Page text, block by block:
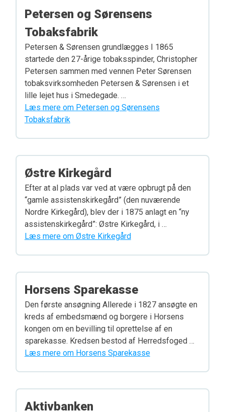
Petersen og Sørensens
Tobaksfabrik
Petersen & Sørensen grundlægges I 1865
startede den 27-årige tobaksspinder, Christopher
Petersen sammen med vennen Peter Sørensen
tobaksvirksomheden Petersen & Sørensen i et
lille lejet hus i Smedegade. …
Læs mere om Petersen og Sørensens
Tobaksfabrik
Østre Kirkegård
Efter at al plads var ved at være opbrugt på den
“gamle assistenskirkegård” (den nuværende
Nordre Kirkegård), blev der i 1875 anlagt en “ny
assistenskirkegård”: Østre Kirkegård, i …
Læs mere om Østre Kirkegård
Horsens Sparekasse
Den første ansøgning Allerede i 1827 ansøgte en
kreds af embedsmænd og borgere i Horsens
kongen om en bevilling til oprettelse af en
sparekasse. Kredsen bestod af Herredsfoged …
Læs mere om Horsens Sparekasse
Aktivbanken